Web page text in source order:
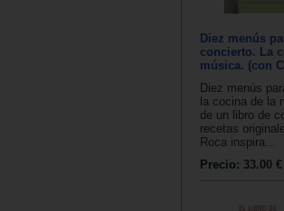
Diez menús
concierto. La
música. (con
Diez menús
la cocina de la
de un libro de
recetas
Roca inspira...
Precio: 33.00 €